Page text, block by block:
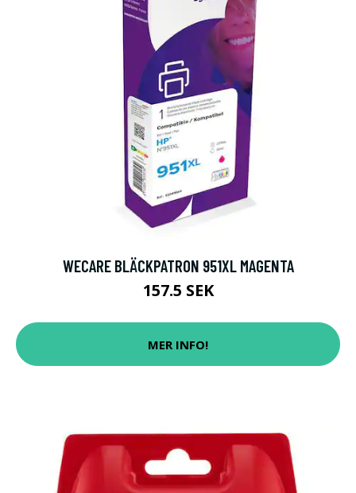
WECARE BLÄCKPATRON 951XL MAGENTA
157.5 SEK
MER INFO!